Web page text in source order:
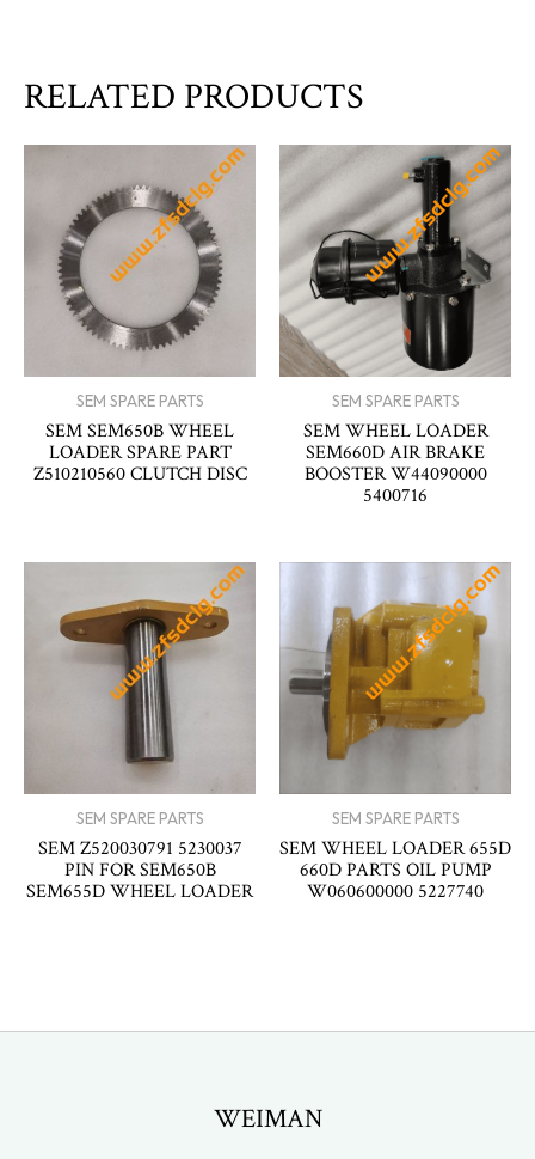
RELATED PRODUCTS
SEM SPARE PARTS
SEM SEM650B WHEEL
LOADER SPARE PART
Z510210560 CLUTCH DISC
SEM SPARE PARTS
SEM WHEEL LOADER
SEM660D AIR BRAKE
BOOSTER W44090000
5400716
SEM SPARE PARTS
SEM Z520030791 5230037
PIN FOR SEM650B
SEM655D WHEEL LOADER
SEM SPARE PARTS
SEM WHEEL LOADER 655D
660D PARTS OIL PUMP
W060600000 5227740
WEIMAN